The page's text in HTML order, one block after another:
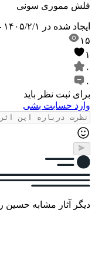
فلش مموری سونی
ایجاد شده در
۱۴۰۵/۲/۱ - ۱۴:۰۲
۱۵
۱
۰
۰
برای ثبت نظر باید
وارد حسابت بشی
دیگر آثار مشابه حسین